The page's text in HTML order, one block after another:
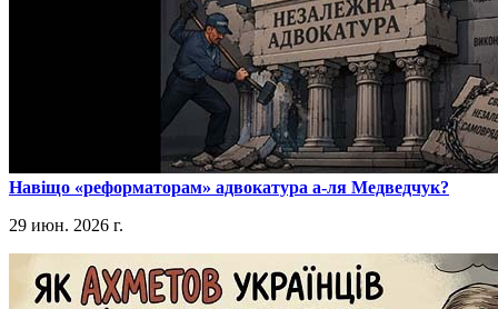
​Навіщо «реформаторам» адвокатура а-ля Медведчук?
29 июн. 2026 г.